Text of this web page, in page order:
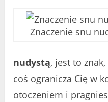
Znaczenie snu
nudystą, jest to
coś ogranicza Cię w
otoczeniem i